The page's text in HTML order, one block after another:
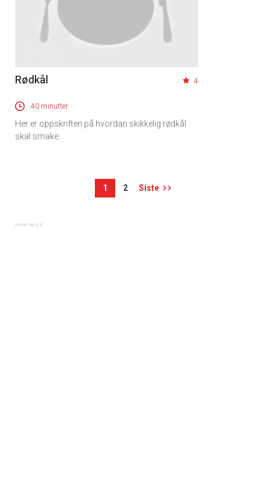
Rødkål 4
40 minutter
Her er oppskriften på hvordan skikkelig rødkål
skal smake.
1 2 Siste